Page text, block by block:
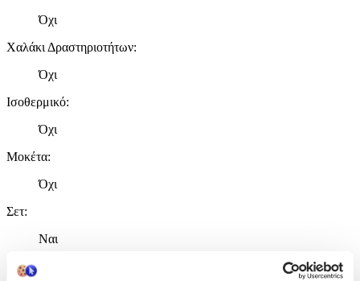
Όχι
Χαλάκι Δραστηριοτήτων:
Όχι
Ισοθερμικό:
Όχι
Μοκέτα:
Όχι
Σετ:
Ναι